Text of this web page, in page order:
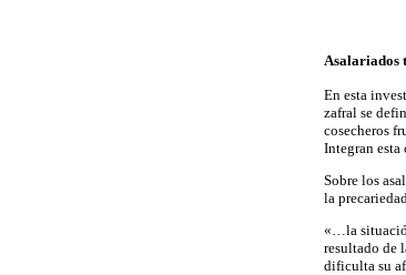
Asalariados
En esta
zafral se
cosecheros
Integran esta
Sobre los
la
«…la
resultado de
dificulta su